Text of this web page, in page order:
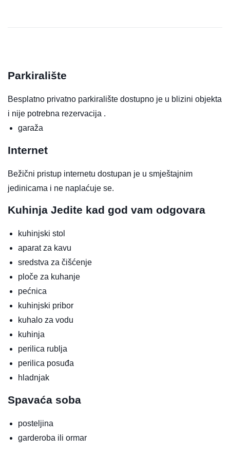
Parkiralište
Besplatno privatno parkiralište dostupno je u blizini objekta
i nije potrebna rezervacija .
garaža
Internet
Bežični pristup internetu dostupan je u smještajnim
jedinicama i ne naplaćuje se.
Kuhinja Jedite kad god vam odgovara
kuhinjski stol
aparat za kavu
sredstva za čišćenje
ploče za kuhanje
pećnica
kuhinjski pribor
kuhalo za vodu
kuhinja
perilica rublja
perilica posuđa
hladnjak
Spavaća soba
posteljina
garderoba ili ormar